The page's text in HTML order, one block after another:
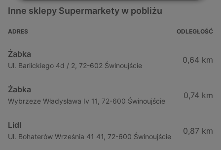
Inne sklepy Supermarkety w pobliżu
ADRES ODLEGŁOŚĆ
Żabka
Ul. Barlickiego 4d / 2, 72-602 Świnoujście
0,64 km
Żabka
Wybrzeze Władysława Iv 11, 72-600 Świnoujście
0,74 km
Lidl
Ul. Bohaterów Września 41 41, 72-600 Świnoujście
0,87 km